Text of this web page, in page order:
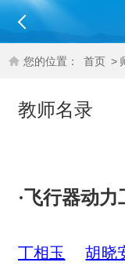
您的位置： 首页 >
教师名录
·飞行器动力
丁相玉 胡晓